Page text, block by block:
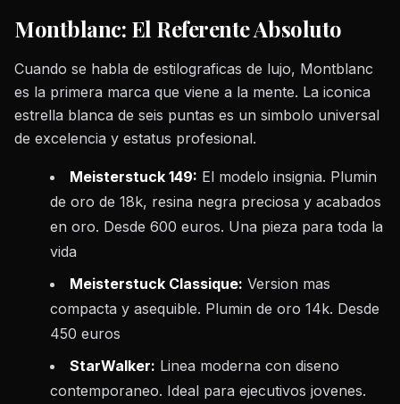
Montblanc: El Referente Absoluto
Cuando se habla de estilograficas de lujo, Montblanc
es la primera marca que viene a la mente. La iconica
estrella blanca de seis puntas es un simbolo universal
de excelencia y estatus profesional.
Meisterstuck 149: El modelo insignia. Plumin
de oro de 18k, resina negra preciosa y acabados
en oro. Desde 600 euros. Una pieza para toda la
vida
Meisterstuck Classique: Version mas
compacta y asequible. Plumin de oro 14k. Desde
450 euros
StarWalker: Linea moderna con diseno
contemporaneo. Ideal para ejecutivos jovenes.